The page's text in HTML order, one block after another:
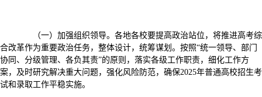
（一）加强组织领导。各地各校要提高政治站位，将推进高考综
合改革作为重要政治任务，整体设计，统筹谋划。按照“统一领导、部门
协同、分级管理、各负其责”的原则，落实各级工作职责，细化工作方
案，及时研究解决重大问题，强化风险防范，确保2025年普通高校招生考
试和录取工作平稳实施。